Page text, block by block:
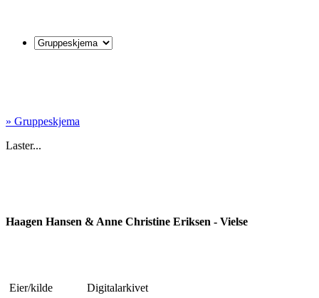
» Gruppeskjema
Laster...
Haagen Hansen & Anne Christine Eriksen - Vielse
Eier/kilde Digitalarkivet